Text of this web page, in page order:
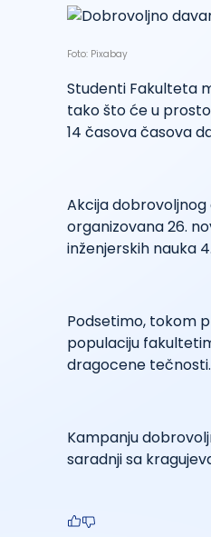
Foto: Pixabay
Studenti Fakulteta
tako što će u
14 časova časova
Akcija
organizovana 26.
inženjerskih nauka
Podsetimo, tokom
populaciju
dragocene tečnosti.
Kampanju
saradnji sa